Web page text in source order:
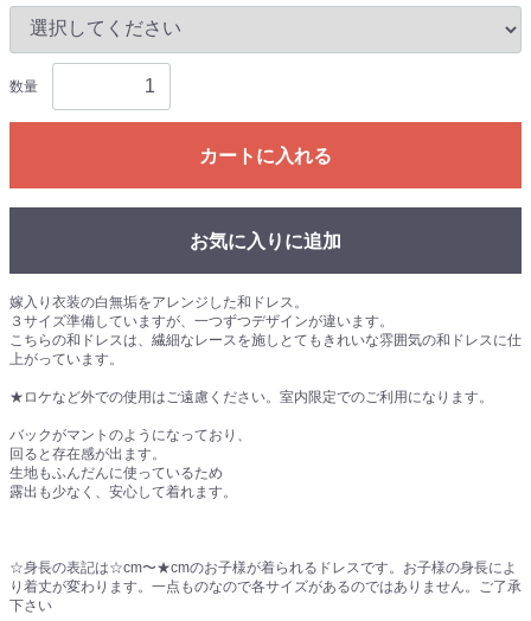
数量
カートに入れる
お気に入りに追加
嫁入り衣装の白無垢をアレンジした和ドレス。
３サイズ準備していますが、一つずつデザインが違います。
こちらの和ドレスは、繊細なレースを施しとてもきれいな雰囲気の和ドレスに仕
上がっています。
★ロケなど外での使用はご遠慮ください。室内限定でのご利用になります。
バックがマントのようになっており、
回ると存在感が出ます。
生地もふんだんに使っているため
露出も少なく、安心して着れます。
☆身長の表記は☆cm〜★cmのお子様が着られるドレスです。お子様の身長によ
り着丈が変わります。一点ものなので各サイズがあるのではありません。ご了承
下さい